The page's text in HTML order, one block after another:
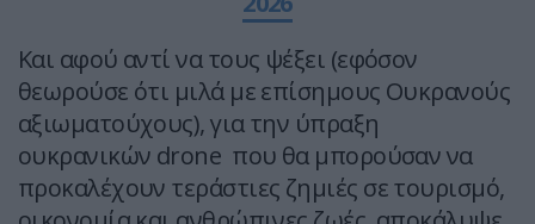
Και αφού αντί να τους ψέξει (εφόσον
θεωρούσε ότι μιλά με επίσημους Ουκρανούς
αξιωματούχους), για την ύπραξη
ουκρανικών drone που θα μπορούσαν να
προκαλέχουν τεράστιες ζημιές σε τουρισμό,